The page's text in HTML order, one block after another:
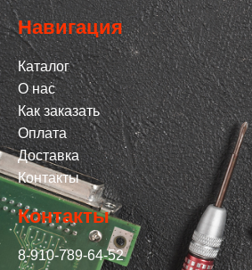
Навигация
Каталог
О нас
Как заказать
Оплата
Доставка
Контакты
Контакты
8-910-789-64-52